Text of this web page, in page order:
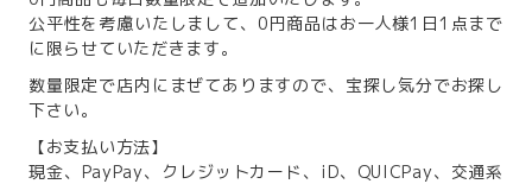
公平性を考慮いたしまして、0円商品はお一人様1日1点まで
に限らせていただきます。
数量限定で店内にまぜてありますので、宝探し気分でお探し
下さい。
【お支払い方法】
現金、PayPay、クレジットカード、iD、QUICPay、交通系